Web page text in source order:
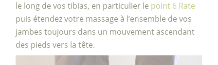
le long de vos tibias, en particulier le point 6 Rate
puis étendez votre massage à l’ensemble de vos
jambes toujours dans un mouvement ascendant
des pieds vers la tête.